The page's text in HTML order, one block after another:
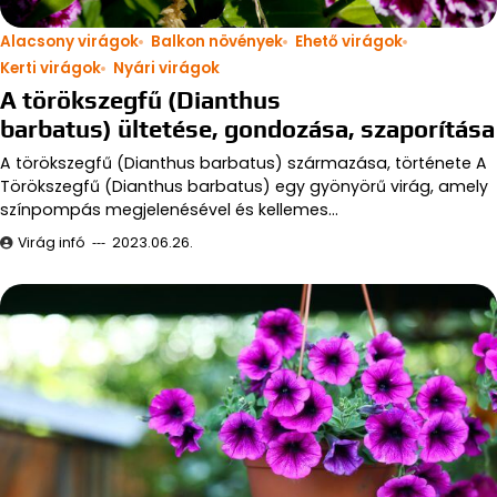
Alacsony virágok Balkon növények
Ehető virágok
Kerti virágok
Nyári virágok
A törökszegfű (Dianthus
barbatus) ültetése, gondozása, szaporítása
A törökszegfű (Dianthus barbatus) származása, története A
Törökszegfű (Dianthus barbatus) egy gyönyörű virág, amely
színpompás megjelenésével és kellemes…
Virág infó 2023.06.26.